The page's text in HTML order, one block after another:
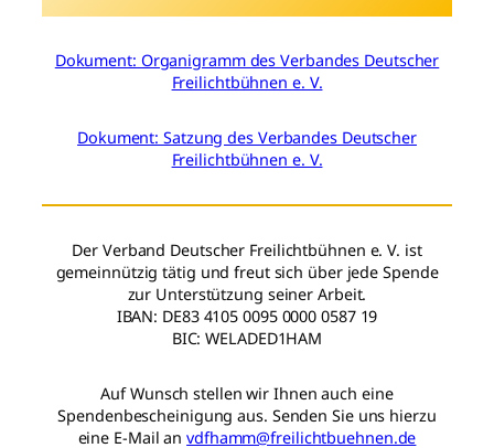
Dokument: Organigramm des Verbandes Deutscher
Freilichtbühnen e. V.
Dokument: Satzung des Verbandes Deutscher
Freilichtbühnen e. V.
Der Verband Deutscher Freilichtbühnen e. V. ist
gemeinnützig tätig und freut sich über jede Spende
zur Unterstützung seiner Arbeit.
IBAN: DE83 4105 0095 0000 0587 19
BIC: WELADED1HAM
Auf Wunsch stellen wir Ihnen auch eine
Spendenbescheinigung aus. Senden Sie uns hierzu
eine E-Mail anvdfhamm@freilichtbuehnen.de